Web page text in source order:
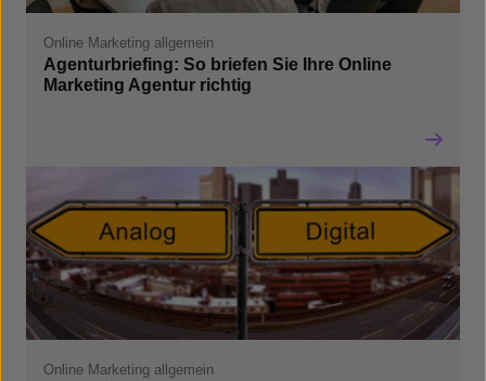
Online Marketing allgemein
Agenturbriefing: So briefen Sie Ihre Online
Marketing Agentur richtig
Online Marketing allgemein